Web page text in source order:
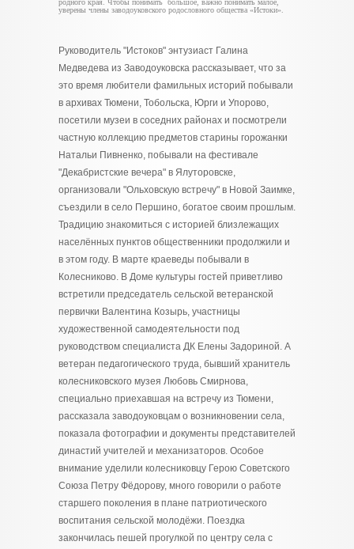
родного края. Чтобы понимать большое, важно понимать малое,
уверены члены заводоуковского родословного общества «Истоки».
Руководитель "Истоков" энтузиаст Галина
Медведева из Заводоуковска рассказывает, что за
это время любители фамильных историй побывали
в архивах Тюмени, Тобольска, Юрги и Упорово,
посетили музеи в соседних районах и посмотрели
частную коллекцию предметов старины горожанки
Натальи Пивненко, побывали на фестивале
"Декабристские вечера" в Ялуторовске,
организовали "Ольховскую встречу" в Новой Заимке,
съездили в село Першино, богатое своим прошлым.
Традицию знакомиться с историей близлежащих
населённых пунктов общественники продолжили и
в этом году. В марте краеведы побывали в
Колесниково. В Доме культуры гостей приветливо
встретили председатель сельской ветеранской
первички Валентина Козырь, участницы
художественной самодеятельности под
руководством специалиста ДК Елены Задориной. А
ветеран педагогического труда, бывший хранитель
колесниковского музея Любовь Смирнова,
специально приехавшая на встречу из Тюмени,
рассказала заводоуковцам о возникновении села,
показала фотографии и документы представителей
династий учителей и механизаторов. Особое
внимание уделили колесниковцу Герою Советского
Союза Петру Фёдорову, много говорили о работе
старшего поколения в плане патриотического
воспитания сельской молодёжи. Поездка
закончилась пешей прогулкой по центру села с